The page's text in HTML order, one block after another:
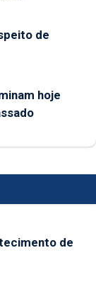
de
hoje
de